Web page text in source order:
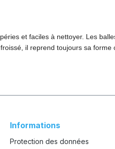
et faciles à nettoyer. Les
il reprend toujours sa forme
Informations
Protection des données